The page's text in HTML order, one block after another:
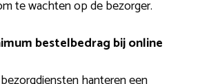
te wachten op de bezorger.
bestelbedrag bij online